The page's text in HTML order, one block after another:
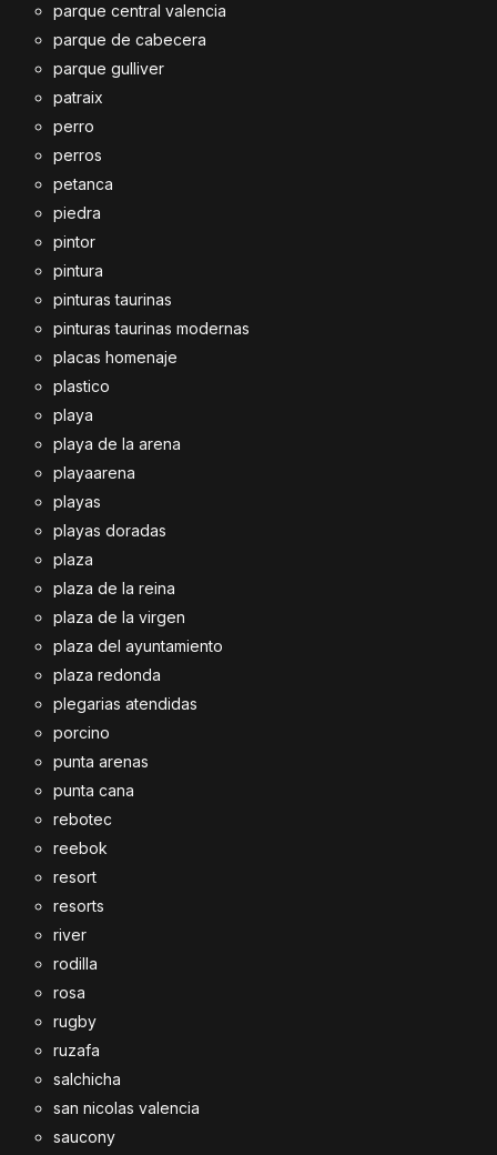
parque central valencia
parque de cabecera
parque gulliver
patraix
perro
perros
petanca
piedra
pintor
pintura
pinturas taurinas
pinturas taurinas modernas
placas homenaje
plastico
playa
playa de la arena
playaarena
playas
playas doradas
plaza
plaza de la reina
plaza de la virgen
plaza del ayuntamiento
plaza redonda
plegarias atendidas
porcino
punta arenas
punta cana
rebotec
reebok
resort
resorts
river
rodilla
rosa
rugby
ruzafa
salchicha
san nicolas valencia
saucony